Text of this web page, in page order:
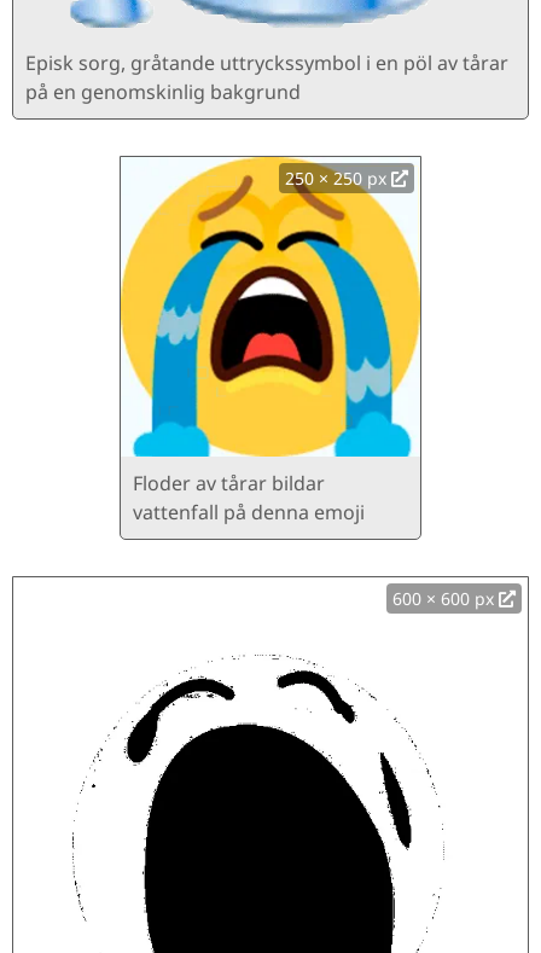
Episk sorg, gråtande uttryckssymbol i en pöl av tårar
på en genomskinlig bakgrund
250 × 250 px
Floder av tårar bildar
vattenfall på denna emoji
600 × 600 px